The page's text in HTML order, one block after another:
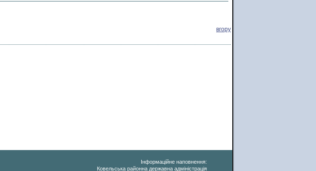
вгору
Інформаційне наповнення:
Ковельська районна державна адміністрація